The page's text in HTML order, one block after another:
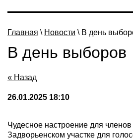
Главная \ Новости \ В день
В день выборов
« Назад
26.01.2025 18:10
Чудесное настроение для
Задворьенском участке для